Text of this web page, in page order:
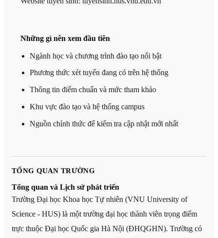
Những gì nên xem đầu tiên
Ngành học và chương trình đào tạo nổi bật
Phương thức xét tuyển đang có trên hệ thống
Thông tin điểm chuẩn và mức tham khảo
Khu vực đào tạo và hệ thống campus
Nguồn chính thức để kiểm tra cập nhật mới nhất
TỔNG QUAN TRƯỜNG
Tổng quan và Lịch sử phát triển
Trường Đại học Khoa học Tự nhiên (VNU University of
Science - HUS) là một trường đại học thành viên trọng điểm
trực thuộc Đại học Quốc gia Hà Nội (ĐHQGHN). Trường có